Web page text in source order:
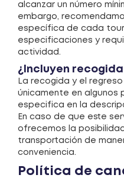
alcanzar un número
embargo,
específica de cada
especificaciones y
actividad.
¿Incluyen
La recogida y el
únicamente en algunos
especifica en la
En caso de que este
ofrecemos la
transportación de
conveniencia.
Política de